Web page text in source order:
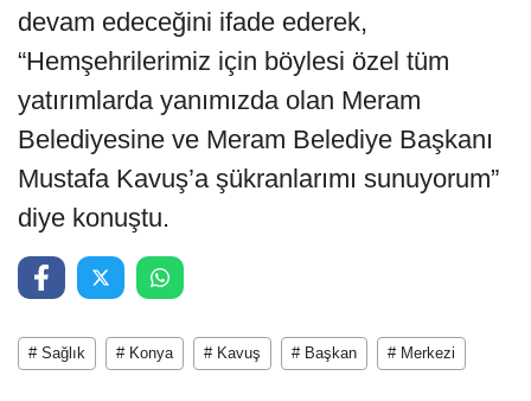
devam edeceğini ifade ederek,
“Hemşehrilerimiz için böylesi özel tüm
yatırımlarda yanımızda olan Meram
Belediyesine ve Meram Belediye Başkanı
Mustafa Kavuş’a şükranlarımı sunuyorum”
diye konuştu.
# Sağlık # Konya # Kavuş # Başkan # Merkezi